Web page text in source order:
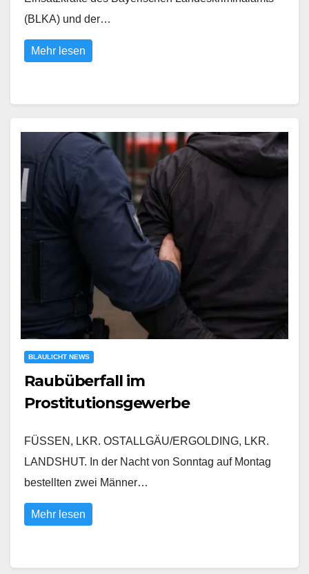
(BLKA) und der…
Mehr lesen
BLAULICHT NEWS
Raubüberfall im
Prostitutionsgewerbe
FÜSSEN, LKR. OSTALLGÄU/ERGOLDING, LKR.
LANDSHUT. In der Nacht von Sonntag auf Montag
bestellten zwei Männer…
Mehr lesen